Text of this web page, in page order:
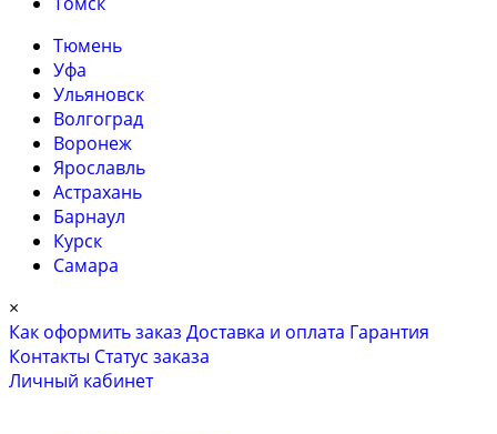
Тюмень
Уфа
Ульяновск
Волгоград
Воронеж
Ярославль
Астрахань
Барнаул
Курск
Самара
×
Как оформить заказ Доставка и оплата Гарантия
Контакты Cтатус заказа
Личный кабинет